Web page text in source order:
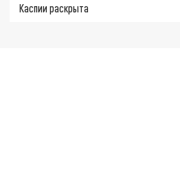
Каспии раскрыта